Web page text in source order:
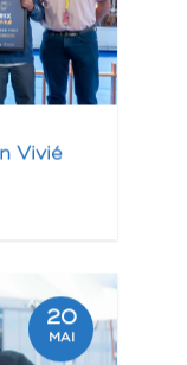
Vivié
20
MAI